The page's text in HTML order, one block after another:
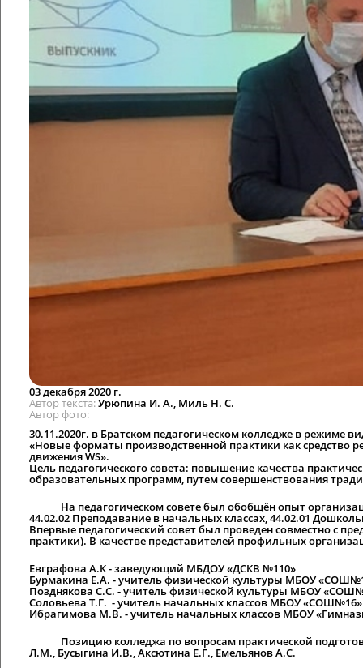
03 декабря 2020 г.
Автор текста Урюпина И. А., Миль Н. С.
Автор фото
30.11.2020г. в Братском педагогическом колледже в режиме
«Новые форматы производственной практики как средство
движения WS».
Цель педагогического совета: повышение качества
образовательных программ, путем совершенствования
На педагогическом совете был обобщён опыт
44.02.02 Преподавание в начальных классах, 44.02.01
Впервые педагогический совет был проведен совместно с
практики). В качестве представителей профильных
Евграфова А.К - заведующий МБДОУ «ДСКВ №110»
Бурмакина Е.А. - учитель физической культуры МБОУ
Позднякова С.С. - учитель физической культуры МБОУ
Соловьева Т.Г. - учитель начальных классов МБОУ «СОШ№16»
Ибрагимова М.В. - учитель начальных классов МБОУ
Позицию колледжа по вопросам практической
Л.М., Бусыгина И.В., Аксютина Е.Г., Емельянов А.С.